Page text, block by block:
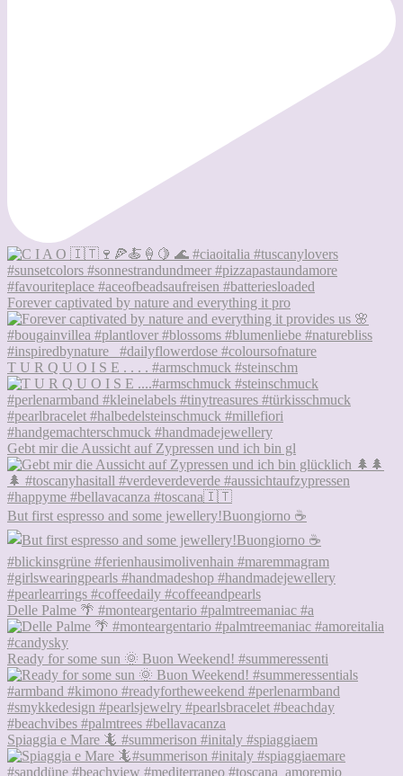
Forever captivated by nature and everything it pro
T U R Q U O I S E . . . . #armschmuck #steinschm
Gebt mir die Aussicht auf Zypressen und ich bin gl
But first espresso and some jewellery!Buongiorno ☕
Delle Palme 🌴 #monteargentario #palmtreemaniac #a
Ready for some sun 🌞 Buon Weekend! #summeressenti
Spiaggia e Mare 🦎 #summerison #initaly #spiaggiaem